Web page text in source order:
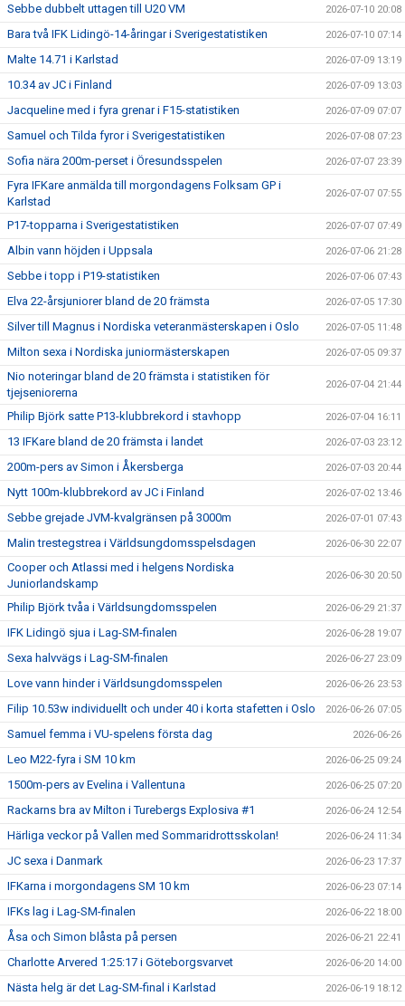
Sebbe dubbelt uttagen till U20 VM 2026-07-10 20:08
Bara två IFK Lidingö-14-åringar i Sverigestatistiken 2026-07-10 07:14
Malte 14.71 i Karlstad 2026-07-09 13:19
10.34 av JC i Finland 2026-07-09 13:03
Jacqueline med i fyra grenar i F15-statistiken 2026-07-09 07:07
Samuel och Tilda fyror i Sverigestatistiken 2026-07-08 07:23
Sofia nära 200m-perset i Öresundsspelen 2026-07-07 23:39
Fyra IFKare anmälda till morgondagens Folksam GP i
Karlstad
2026-07-07 07:55
P17-topparna i Sverigestatistiken 2026-07-07 07:49
Albin vann höjden i Uppsala 2026-07-06 21:28
Sebbe i topp i P19-statistiken 2026-07-06 07:43
Elva 22-årsjuniorer bland de 20 främsta 2026-07-05 17:30
Silver till Magnus i Nordiska veteranmästerskapen i Oslo 2026-07-05 11:48
Milton sexa i Nordiska juniormästerskapen 2026-07-05 09:37
Nio noteringar bland de 20 främsta i statistiken för
tjejseniorerna
2026-07-04 21:44
Philip Björk satte P13-klubbrekord i stavhopp 2026-07-04 16:11
13 IFKare bland de 20 främsta i landet 2026-07-03 23:12
200m-pers av Simon i Åkersberga 2026-07-03 20:44
Nytt 100m-klubbrekord av JC i Finland 2026-07-02 13:46
Sebbe grejade JVM-kvalgränsen på 3000m 2026-07-01 07:43
Malin trestegstrea i Världsungdomsspelsdagen 2026-06-30 22:07
Cooper och Atlassi med i helgens Nordiska
Juniorlandskamp
2026-06-30 20:50
Philip Björk tvåa i Världsungdomsspelen 2026-06-29 21:37
IFK Lidingö sjua i Lag-SM-finalen 2026-06-28 19:07
Sexa halvvägs i Lag-SM-finalen 2026-06-27 23:09
Love vann hinder i Världsungdomsspelen 2026-06-26 23:53
Filip 10.53w individuellt och under 40 i korta stafetten i Oslo 2026-06-26 07:05
Samuel femma i VU-spelens första dag 2026-06-26
Leo M22-fyra i SM 10 km 2026-06-25 09:24
1500m-pers av Evelina i Vallentuna 2026-06-25 07:20
Rackarns bra av Milton i Turebergs Explosiva #1 2026-06-24 12:54
Härliga veckor på Vallen med Sommaridrottsskolan! 2026-06-24 11:34
JC sexa i Danmark 2026-06-23 17:37
IFKarna i morgondagens SM 10 km 2026-06-23 07:14
IFKs lag i Lag-SM-finalen 2026-06-22 18:00
Åsa och Simon blåsta på persen 2026-06-21 22:41
Charlotte Arvered 1:25:17 i Göteborgsvarvet 2026-06-20 14:00
Nästa helg är det Lag-SM-final i Karlstad 2026-06-19 18:12